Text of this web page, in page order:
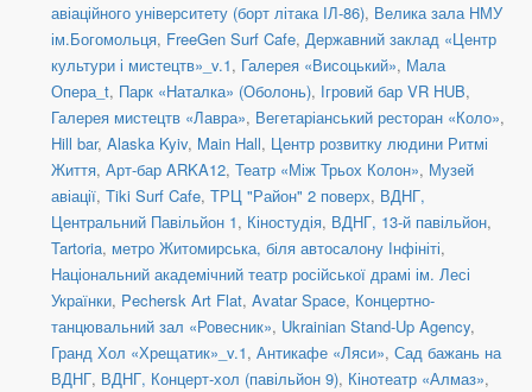
авіаційного університету (борт літака ІЛ-86), Велика зала НМУ
ім.Богомольця, FreeGen Surf Cafe, Державний заклад «Центр
культури і мистецтв»_v.1, Галерея «Висоцький», Мала
Опера_t, Парк «Наталка» (Оболонь), Ігровий бар VR HUB,
Галерея мистецтв «Лавра», Вегетаріанський ресторан «Коло»,
Hill bar, Alaska Kyiv, Main Hall, Центр розвитку людини Ритмі
Життя, Арт-бар ARKA12, Театр «Між Трьох Колон», Музей
авіації, Tiki Surf Cafe, ТРЦ "Район" 2 поверх, ВДНГ,
Центральний Павільйон 1, Кіностудія, ВДНГ, 13-й павільйон,
Tartoria, метро Житомирська, біля автосалону Інфініті,
Національний академічний театр російської драмі ім. Лесі
Українки, Pechersk Art Flat, Avatar Space, Концертно-
танцювальний зал «Ровесник», Ukrainian Stand-Up Agency,
Гранд Хол «Хрещатик»_v.1, Антикафе «Ляси», Сад бажань на
ВДНГ, ВДНГ, Концерт-хол (павільйон 9), Кінотеатр «Алмаз»,